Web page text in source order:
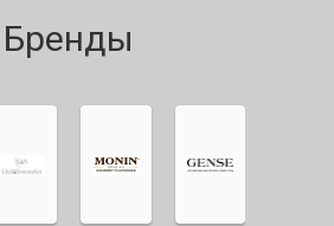
Бренды